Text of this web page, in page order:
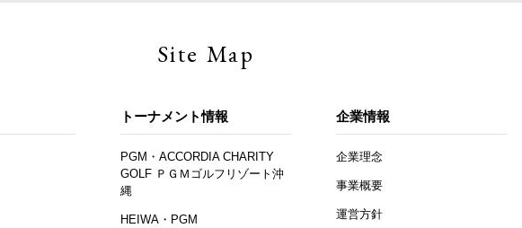
Site Map
トーナメント情報
PGM・ACCORDIA CHARITY
GOLF ＰＧＭゴルフリゾート沖
縄
HEIWA・PGM
企業情報
企業理念
事業概要
運営方針